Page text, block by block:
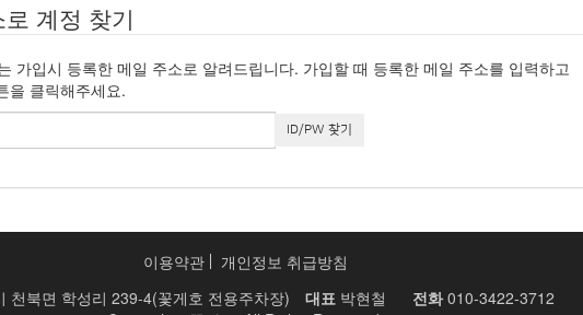
계정 찾기
가입시 등록한 메일 주소로 알려드립니다. 가입할 때 등록한 메일 주소를 입력하고
을 클릭해주세요.
ID/PW 찾기
이용약관
개인정보 취급방침
천북면 학성리 239-4(꽃게호 전용주차장)
대표박현철 전화010-3422-3712